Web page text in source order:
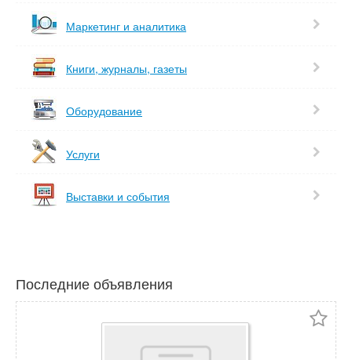
Маркетинг и аналитика
Книги, журналы, газеты
Оборудование
Услуги
Выставки и события
Последние объявления